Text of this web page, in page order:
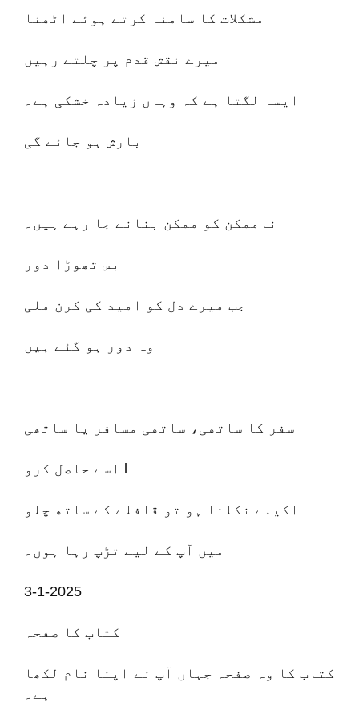
مشکلات کا سامنا کرتے ہوئے اٹھنا
میرے نقش قدم پر چلتے رہیں
ایسا لگتا ہے کہ وہاں زیادہ خشکی ہے۔
بارش ہو جائے گی
ناممکن کو ممکن بنانے جا رہے ہیں۔
بس تھوڑا دور
جب میرے دل کو امید کی کرن ملی
وہ دور ہو گئے ہیں
سفر کا ساتھی، ساتھی مسافر یا ساتھی
اکیلے نکلنا ہو تو قافلے کے ساتھ چلو
میں آپ کے لیے تڑپ رہا ہوں۔
3-1-2025
کتاب کا صفحہ
کتاب کا وہ صفحہ جہاں آپ نے اپنا نام لکھا
ہے۔